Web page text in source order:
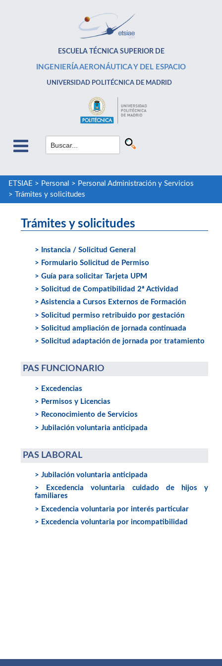
ESCUELA TÉCNICA SUPERIOR DE
INGENIERÍA AERONÁUTICA Y DEL ESPACIO
UNIVERSIDAD POLITÉCNICA DE MADRID
ETSIAE > Personal > Personal Administración y Servicios
>
Trámites y solicitudes
Trámites y solicitudes
> Instancia / Solicitud General
> Formulario Solicitud de Permiso
> Guía para solicitar Tarjeta UPM
> Solicitud de Compatibilidad 2ª Actividad
> Asistencia a Cursos Externos de Formación
> Solicitud permiso retribuido por gestación
> Solicitud ampliación de jornada continuada
> Solicitud adaptación de jornada por tratamiento
PAS FUNCIONARIO
> Excedencias
> Permisos y Licencias
> Reconocimiento de Servicios
> Jubilación voluntaria anticipada
PAS LABORAL
> Jubilación voluntaria anticipada
> Excedencia voluntaria cuidado de hijos y
familiares
> Excedencia voluntaria por interés particular
> Excedencia voluntaria por incompatibilidad